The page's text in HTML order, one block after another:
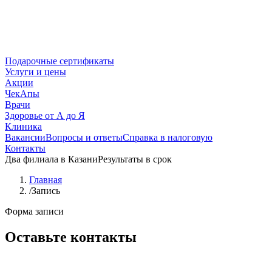
Подарочные сертификаты
Услуги и цены
Акции
ЧекАпы
Врачи
Здоровье от А до Я
Клиника
ВакансииВопросы и ответыСправка в налоговую
Контакты
Два филиала в КазаниРезультаты в срок
Главная
/Запись
Форма записи
Оставьте контакты